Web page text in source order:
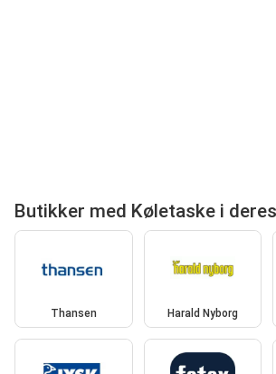
Butikker med Køletaske i
Thansen Harald Nyborg